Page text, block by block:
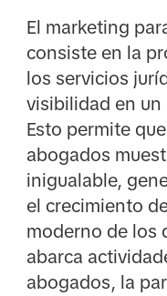
El marketing
consiste en la
los servicios
visibilidad en
Esto permite
abogados
inigualable,
el crecimiento
moderno de los
abarca
abogados, la